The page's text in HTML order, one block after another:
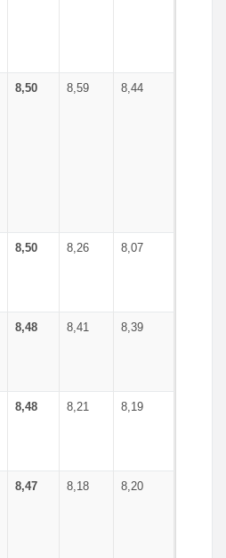
8,50 8,59 8,44
8,50 8,26 8,07
8,48 8,41 8,39
8,48 8,21 8,19
8,47 8,18 8,20